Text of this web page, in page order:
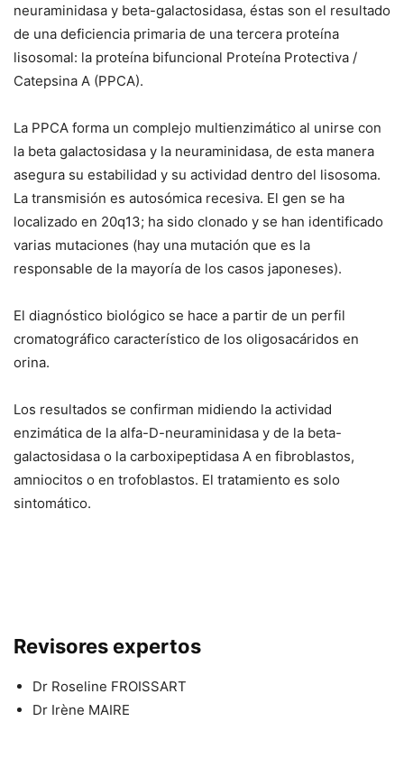
neuraminidasa y beta-galactosidasa, éstas son el resultado
de una deficiencia primaria de una tercera proteína
lisosomal: la proteína bifuncional Proteína Protectiva /
Catepsina A (PPCA).
La PPCA forma un complejo multienzimático al unirse con
la beta galactosidasa y la neuraminidasa, de esta manera
asegura su estabilidad y su actividad dentro del lisosoma.
La transmisión es autosómica recesiva. El gen se ha
localizado en 20q13; ha sido clonado y se han identificado
varias mutaciones (hay una mutación que es la
responsable de la mayoría de los casos japoneses).
El diagnóstico biológico se hace a partir de un perfil
cromatográfico característico de los oligosacáridos en
orina.
Los resultados se confirman midiendo la actividad
enzimática de la alfa-D-neuraminidasa y de la beta-
galactosidasa o la carboxipeptidasa A en fibroblastos,
amniocitos o en trofoblastos. El tratamiento es solo
sintomático.
Revisores expertos
Dr Roseline FROISSART
Dr Irène MAIRE